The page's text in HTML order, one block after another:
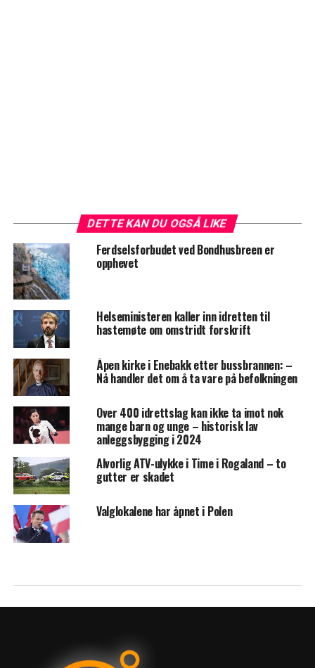
DETTE KAN DU OGSÅ LIKE
Ferdselsforbudet ved Bondhusbreen er
opphevet
Helseministeren kaller inn idretten til
hastemøte om omstridt forskrift
Åpen kirke i Enebakk etter bussbrannen: –
Nå handler det om å ta vare på befolkningen
Over 400 idrettslag kan ikke ta imot nok
mange barn og unge – historisk lav
anleggsbygging i 2024
Alvorlig ATV-ulykke i Time i Rogaland – to
gutter er skadet
Valglokalene har åpnet i Polen